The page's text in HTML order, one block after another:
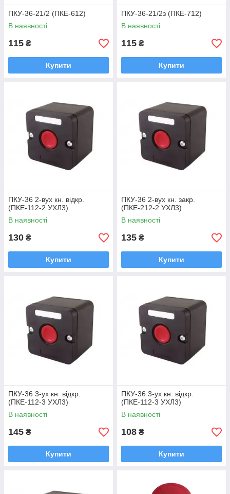
ПКУ-36-21/2 (ПКЕ-612)
В наявності
115 ₴
Купити
ПКУ-36-21/2з (ПКЕ-712)
В наявності
115 ₴
Купити
ПКУ-36 2-вух кн. відкр.
(ПКЕ-112-2 УХЛ3)
В наявності
130 ₴
Купити
ПКУ-36 2-вух кн. закр.
(ПКЕ-212-2 УХЛ3)
В наявності
135 ₴
Купити
ПКУ-36 3-ух кн. відкр.
(ПКЕ-112-3 УХЛ3)
В наявності
145 ₴
Купити
ПКУ-36 3-ух кн. відкр.
(ПКЕ-112-3 УХЛ3)
В наявності
108 ₴
Купити